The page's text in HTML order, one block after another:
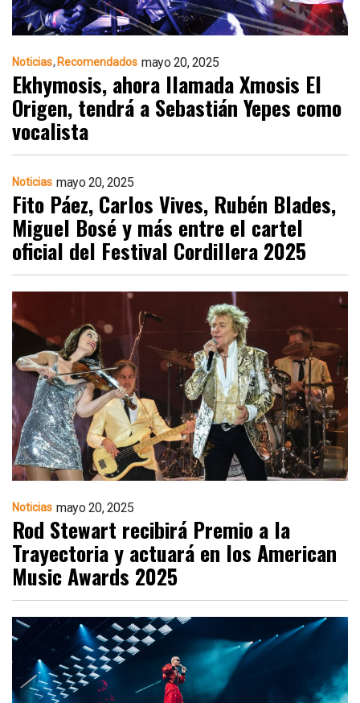
Noticias Recomendados mayo 20, 2025
Ekhymosis, ahora llamada Xmosis El
Origen, tendrá a Sebastián Yepes como
vocalista
Noticias mayo 20, 2025
Fito Páez, Carlos Vives, Rubén Blades,
Miguel Bosé y más entre el cartel
oficial del Festival Cordillera 2025
Noticias mayo 20, 2025
Rod Stewart recibirá Premio a la
Trayectoria y actuará en los American
Music Awards 2025